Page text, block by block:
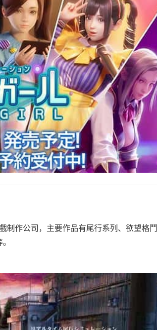
作公司，主要作品有尾行系列、欲望格鬥